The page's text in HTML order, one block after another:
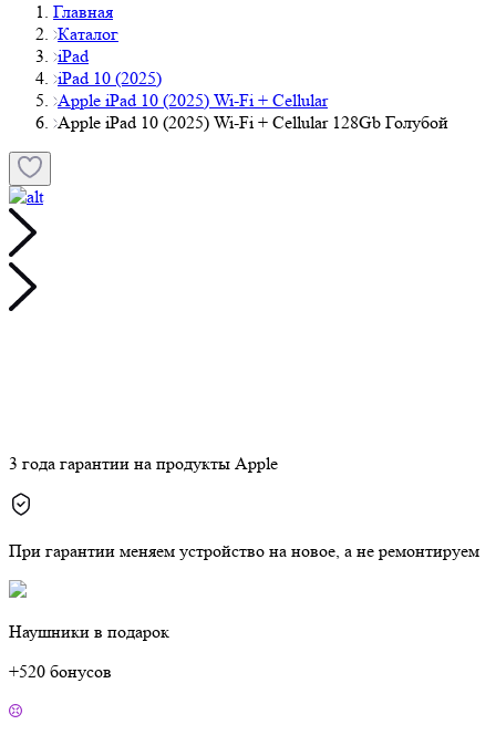
Главная
Каталог
iPad
iPad 10 (2025)
Apple iPad 10 (2025) Wi-Fi + Cellular
Apple iPad 10 (2025) Wi-Fi + Cellular 128Gb Голубой
3 года гарантии на продукты Apple
При гарантии меняем устройство на новое, а не ремонтируем
Наушники в подарок
+520 бонусов